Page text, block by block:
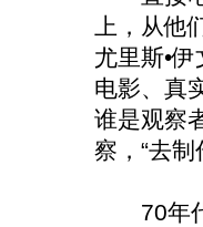
上，从
尤里斯•
电影、真
谁是观察
察，“去
70年代